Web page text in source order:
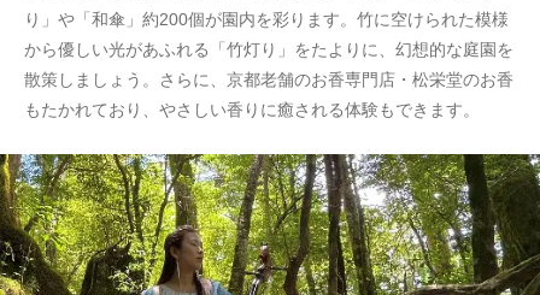
り」や「和傘」約200個が園内を彩ります。竹に空けられた模様
から優しい光があふれる「竹灯り」をたよりに、幻想的な庭園を
散策しましょう。さらに、京都老舗のお香専門店・松栄堂のお香
もたかれており、やさしい香りに癒される体験もできます。